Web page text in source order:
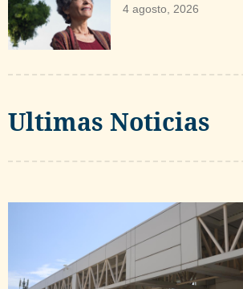
4 agosto, 2026
Ultimas Noticias